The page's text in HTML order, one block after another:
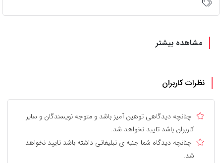
مشاهده بیشتر
نظرات کاربران
چنانچه دیدگاهی توهین آمیز باشد و متوجه نویسندگان و سایر
کاربران باشد تایید نخواهد شد.
چنانچه دیدگاه شما جنبه ی تبلیغاتی داشته باشد تایید نخواهد
شد.